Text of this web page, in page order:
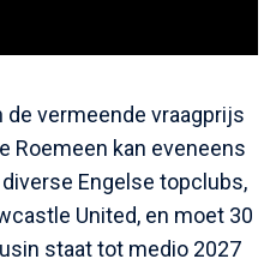
de vermeende vraagprijs
Roemeen kan eveneens
Engelse topclubs,
United, en moet 30
staat tot medio 2027